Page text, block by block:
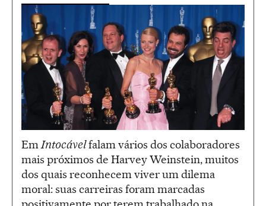
EmIntocávelfalam vários dos colaboradores
mais próximos de Harvey Weinstein, muitos
dos quais reconhecem viver um dilema
moral: suas carreiras foram marcadas